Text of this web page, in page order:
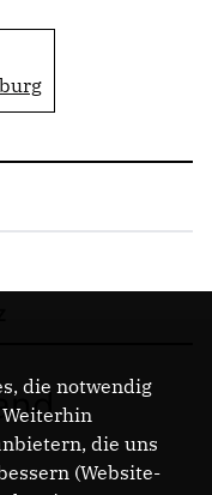
die notwendig
die uns
(Website-